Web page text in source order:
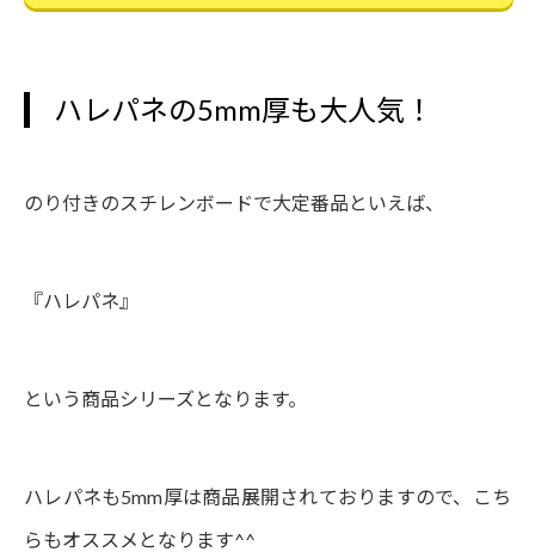
ハレパネの5mm厚も大人気！
のり付きのスチレンボードで大定番品といえば、
『ハレパネ』
という商品シリーズとなります。
ハレパネも5mm厚は商品展開されておりますので、こち
らもオススメとなります^^